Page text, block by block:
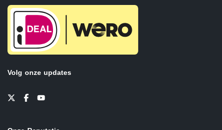
Volg onze updates